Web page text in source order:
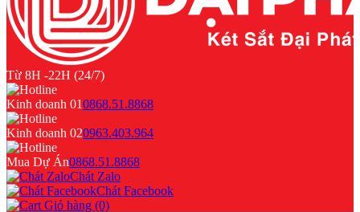
Từ 8H -22H (24/7)
Kinh doanh 010868.51.8868
Kinh doanh 020963.403.964
Mua Dự Án0868.51.8868
Chát Zalo
Chát Facebook
Giỏ hàng (0)